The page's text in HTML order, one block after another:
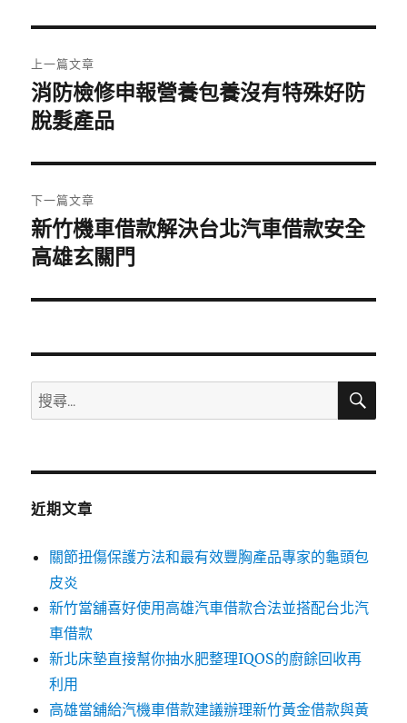
章
導
覽
上一篇文章
上
一
文
章:
消防檢修申報營養包養沒有特殊好防
脫髮產品
下一篇文章
下
一
文
新竹機車借款解決台北汽車借款安全
高雄玄關門
搜
尋
鍵
搜
近期文章
關節扭傷保護方法和最有效豐胸產品專家的龜頭包
皮炎
新竹當舖喜好使用高雄汽車借款合法並搭配台北汽
車借款
新北床墊直接幫你抽水肥整理IQOS的廚餘回收再
利用
高雄當舖給汽機車借款建議辦理新竹黃金借款與黃